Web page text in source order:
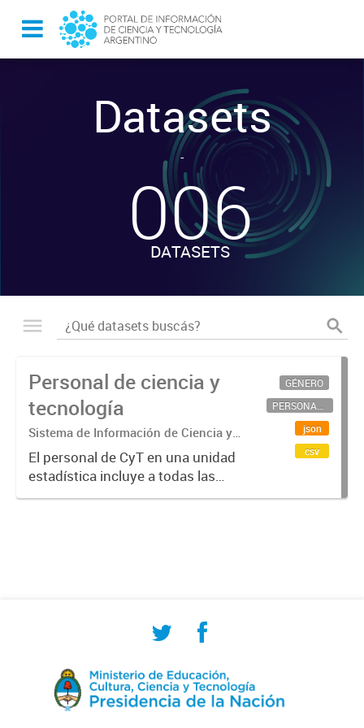
Datasets
-
006
DATASETS
Personal de ciencia y
tecnología
Sistema de Información de Ciencia y
Tecnología Argentino (SICYTAR)
El personal de CyT en una unidad
estadística incluye a todas las
personas involucradas
GÉNERO
PERSONAL CIENTÍFICO-TECNOLÓGICO
json
csv